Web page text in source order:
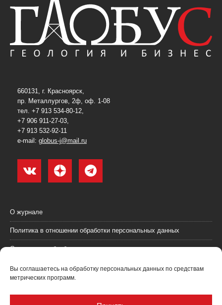
Вы соглашаетесь на обработку персональных данных по средствам
метрических программ.
660131, г. Красноярск,
пр. Металлургов, 2ф, оф. 1-08
тел. +7 913 534-80-12,
+7 906 911-27-03,
+7 913 532-92-11
e-mail: globus-j@mail.ru
О журнале
Политика в отношении обработки персональных данных
Согласие на обработку персональных данных
Пользовательское соглашение (оферта)